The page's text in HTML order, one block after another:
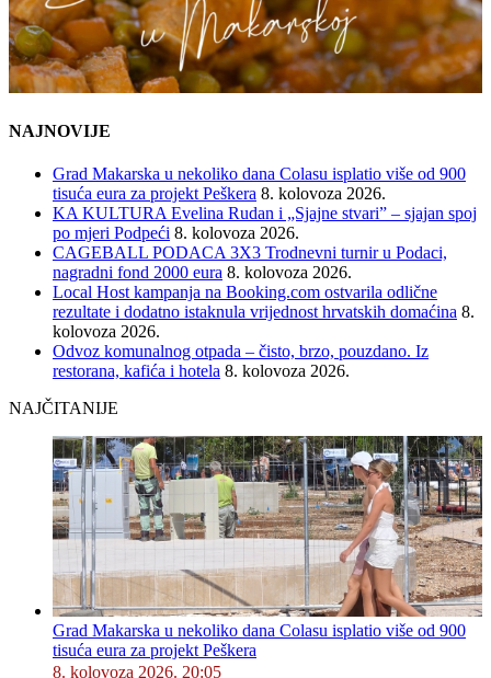
NAJNOVIJE
Grad Makarska u nekoliko dana Colasu isplatio više od 900
tisuća eura za projekt Peškera 8. kolovoza 2026.
KA KULTURA Evelina Rudan i „Sjajne stvari” – sjajan spoj
po mjeri Podpeći 8. kolovoza 2026.
CAGEBALL PODACA 3X3 Trodnevni turnir u Podaci,
nagradni fond 2000 eura 8. kolovoza 2026.
Local Host kampanja na Booking.com ostvarila odlične
rezultate i dodatno istaknula vrijednost hrvatskih domaćina 8.
kolovoza 2026.
Odvoz komunalnog otpada – čisto, brzo, pouzdano. Iz
restorana, kafića i hotela 8. kolovoza 2026.
NAJČITANIJE
Grad Makarska u nekoliko dana Colasu isplatio više od 900
tisuća eura za projekt Peškera
8. kolovoza 2026. 20:05